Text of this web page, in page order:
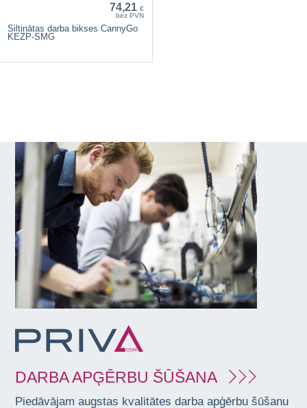
74,21 €
bez PVN
Siltinātas darba bikses CannyGo
KEZP-SMG
DARBA APĢĒRBU ŠŪŠANA
Piedāvājam augstas kvalitātes darba apģērbu šūšanu